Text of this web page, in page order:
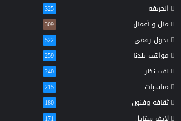
الحريفة 325
مال و أعمال 309
تحول رقمي 522
مواهب بلدنا 259
لفت نظر 240
مناسبات 215
ثقافة وفنون 180
لايف ستايل 171